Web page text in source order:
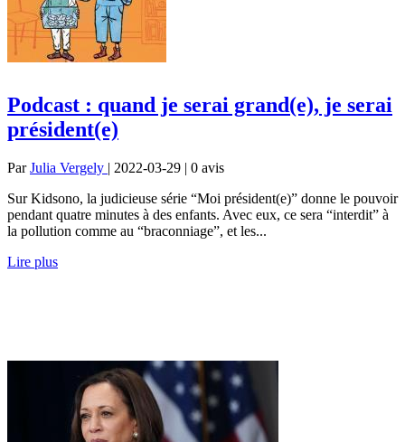
Podcast : quand je serai grand(e), je serai
président(e)
ParJulia Vergely | 2022-03-29 | 0 avis
Sur Kidsono, la judicieuse série “Moi président(e)” donne le pouvoir
pendant quatre minutes à des enfants. Avec eux, ce sera “interdit” à
la pollution comme au “braconniage”, et les...
Lire plus